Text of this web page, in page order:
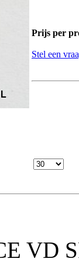
Prijs per
Stel een
VD